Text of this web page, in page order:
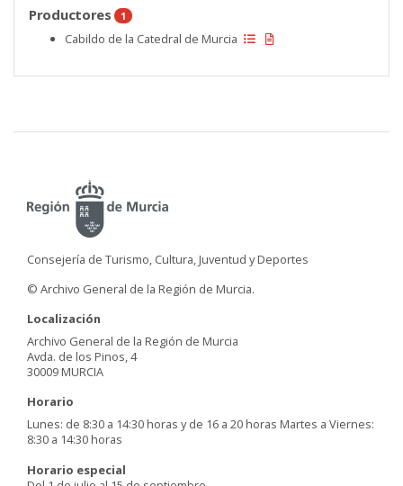
Productores 1
Cabildo de la Catedral de Murcia
Consejería de Turismo, Cultura, Juventud y Deportes
© Archivo General de la Región de Murcia.
Localización
Archivo General de la Región de Murcia
Avda. de los Pinos, 4
30009 MURCIA
Horario
Lunes: de 8:30 a 14:30 horas y de 16 a 20 horas Martes a Viernes:
8:30 a 14:30 horas
Horario especial